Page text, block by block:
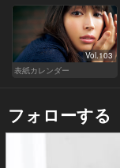
Vol.103
表紙カレンダー
フォローする